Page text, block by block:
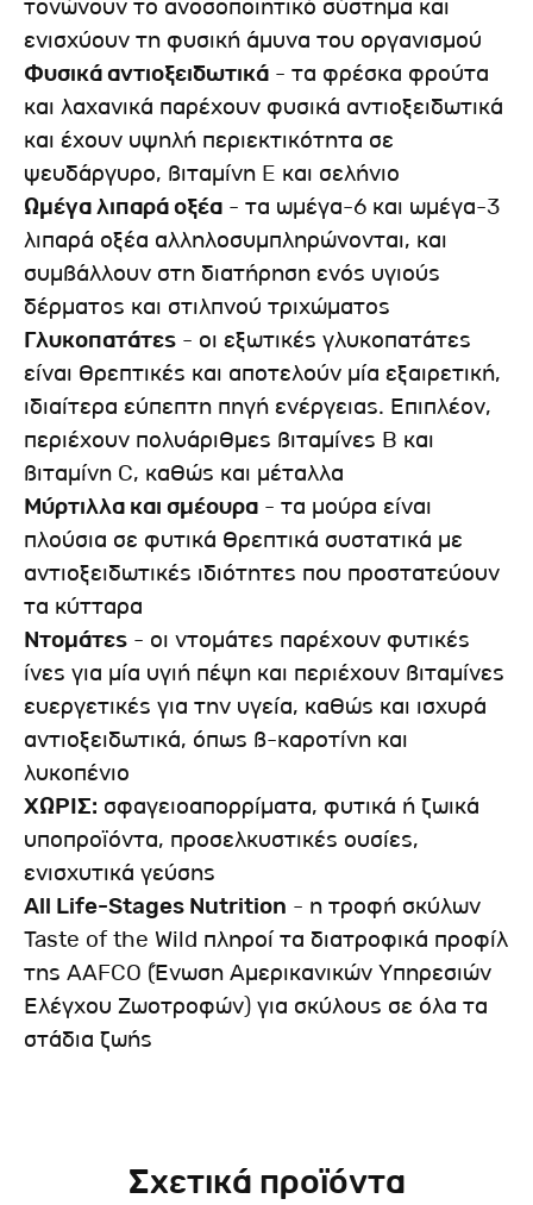
τονώνουν το ανοσοποιητικό σύστημα και
ενισχύουν τη φυσική άμυνα του οργανισμού
Φυσικά αντιοξειδωτικά - τα φρέσκα φρούτα
και λαχανικά παρέχουν φυσικά αντιοξειδωτικά
και έχουν υψηλή περιεκτικότητα σε
ψευδάργυρο, βιταμίνη E και σελήνιο
Ωμέγα λιπαρά οξέα - τα ωμέγα-6 και ωμέγα-3
λιπαρά οξέα αλληλοσυμπληρώνονται, και
συμβάλλουν στη διατήρηση ενός υγιούς
δέρματος και στιλπνού τριχώματος
Γλυκοπατάτες - οι εξωτικές γλυκοπατάτες
είναι θρεπτικές και αποτελούν μία εξαιρετική,
ιδιαίτερα εύπεπτη πηγή ενέργειας. Επιπλέον,
περιέχουν πολυάριθμες βιταμίνες B και
βιταμίνη C, καθώς και μέταλλα
Μύρτιλλα και σμέουρα - τα μούρα είναι
πλούσια σε φυτικά θρεπτικά συστατικά με
αντιοξειδωτικές ιδιότητες που προστατεύουν
τα κύτταρα
Ντομάτες - οι ντομάτες παρέχουν φυτικές
ίνες για μία υγιή πέψη και περιέχουν βιταμίνες
ευεργετικές για την υγεία, καθώς και ισχυρά
αντιοξειδωτικά, όπως β-καροτίνη και
λυκοπένιο
ΧΩΡΙΣ: σφαγειοαπορρίματα, φυτικά ή ζωικά
υποπροϊόντα, προσελκυστικές ουσίες,
ενισχυτικά γεύσης
All Life-Stages Nutrition - η τροφή σκύλων
Taste of the Wild πληροί τα διατροφικά προφίλ
της AAFCO (Ένωση Αμερικανικών Υπηρεσιών
Ελέγχου Ζωοτροφών) για σκύλους σε όλα τα
στάδια ζωής
Σχετικά προϊόντα